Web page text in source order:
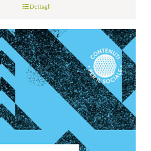
€9.99
a
€19.00
Dettagli